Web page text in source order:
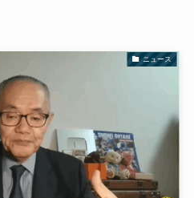
ニュース